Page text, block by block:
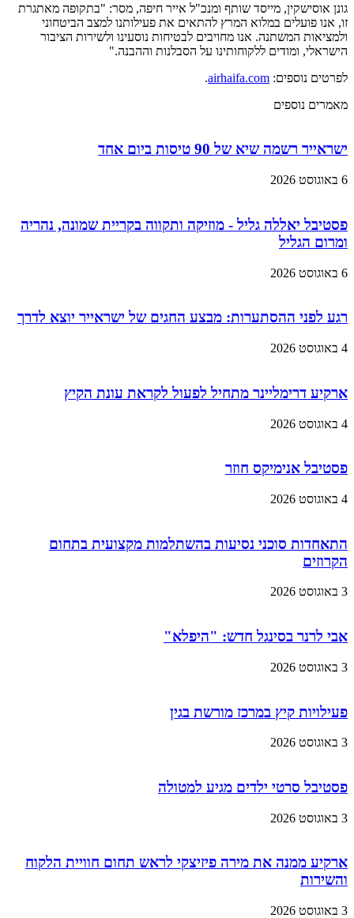
גונן אוסישקין, מייסד שותף ומנכ"ל אייר חיפה, מסר: "בתקופה מאתגרת
זו, אנו פועלים במלוא המרץ להתאים את פעילותנו למצב הביטחוני
ולמציאות המשתנה. אנו מחויבים לבטיחות נוסעינו ולשירות הציבור
הישראלי, ומודים ללקוחותינו על הסבלנות וההבנה."
לפרטים נוספים: airhaifa.com
.
מאמרים נוספים
ישראייר רשמה שיא של 90 טיסות ביום אחד
6 באוגוסט 2026
פסטיבל יאללה גליל - מוזיקה ותקווה בקריית שמונה, נהריה
ומרום הגליל
6 באוגוסט 2026
רגע לפני ההסתערות: מבצע החגים של ישראייר יוצא לדרך
4 באוגוסט 2026
ארקיע דרימליינר מתחיל לפעול לקראת עונת הקיץ
4 באוגוסט 2026
פסטיבל אנימיקס חוזר
4 באוגוסט 2026
התאחדות סוכני נסיעות בהשתלמות מקצועית בתחום
הקרוזים
3 באוגוסט 2026
אבי לרנר בסינגל חדש: "היפלא"
3 באוגוסט 2026
פעילויות קיץ במרכז מורשת בגין
3 באוגוסט 2026
פסטיבל סרטי ילדים מגיע למטולה
3 באוגוסט 2026
ארקיע ממנה את מירה פיזיצקי לראש תחום חוויית הלקוח
והשירות
3 באוגוסט 2026